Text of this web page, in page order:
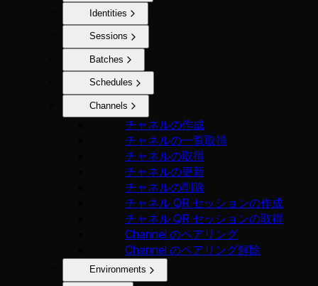
Identities
Sessions
Batches
Schedules
Channels
チャネルの作成
チャネルの一覧取得
チャネルの取得
チャネルの更新
チャネルの削除
チャネル QR セッションの作成
チャネル QR セッションの取得
Channel のペアリング
Channel のペアリング解除
Environments